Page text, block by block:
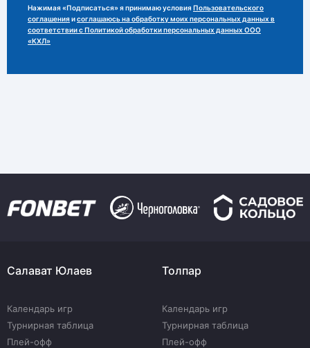
Нажимая «Подписаться» я принимаю условия Пользовательского
соглашения исоглашаюсь на обработку моих персональных данных в
соответствии с Политикой обработки персональных данных ООО
«КХЛ»
Салават Юлаев
Календарь игр
Турнирная таблица
Плей-офф
Толпар
Календарь игр
Турнирная таблица
Плей-офф